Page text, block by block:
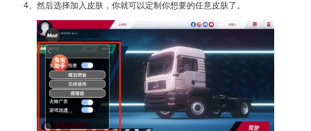
4、然后选择加入皮肤，你就可以定制你想要的任意皮肤了。